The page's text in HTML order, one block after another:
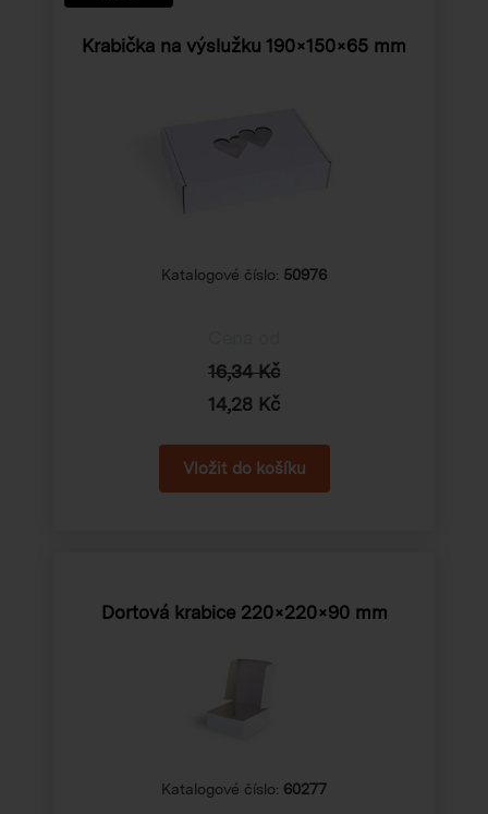
Krabička na výslužku 190×150×65 mm
Katalogové číslo: 50976
16,34 Kč
14,28 Kč
Dortová krabice 220×220×90 mm
Katalogové číslo: 60277